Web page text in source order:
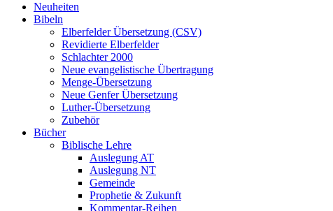
Neuheiten
Bibeln
Elberfelder Übersetzung (CSV)
Revidierte Elberfelder
Schlachter 2000
Neue evangelistische Übertragung
Menge-Übersetzung
Neue Genfer Übersetzung
Luther-Übersetzung
Zubehör
Bücher
Biblische Lehre
Auslegung AT
Auslegung NT
Gemeinde
Prophetie & Zukunft
Kommentar-Reihen